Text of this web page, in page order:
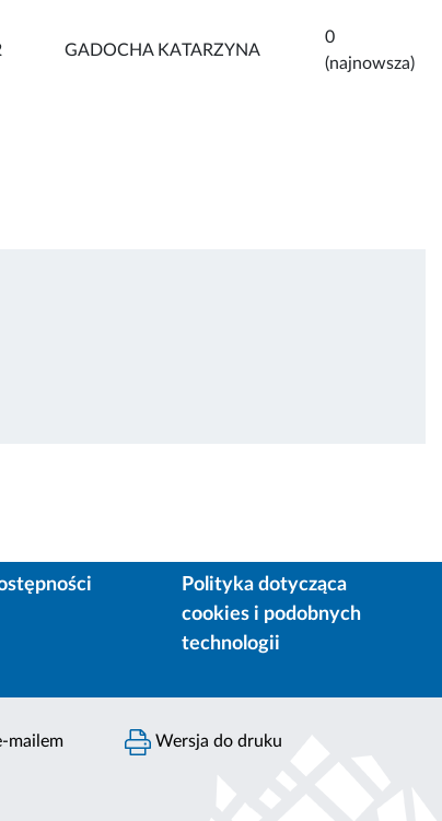
GADOCHA KATARZYNA
0
(najnowsza)
Polityka dotycząca
cookies i podobnych
technologii
mailem Wersja do druku